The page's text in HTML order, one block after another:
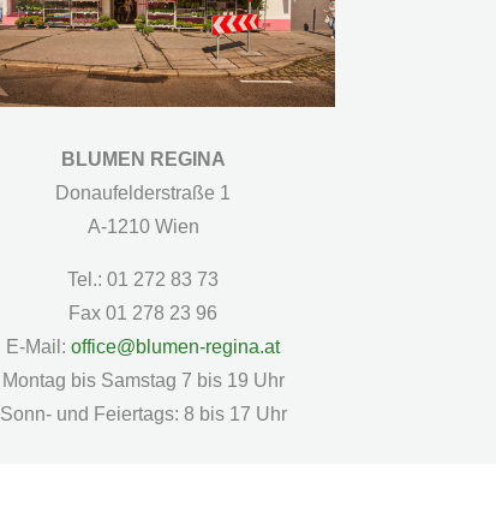
BLUMEN REGINA
Donaufelderstraße 1
A-1210 Wien
Tel.: 01 272 83 73
Fax 01 278 23 96
E-Mail:office@blumen-regina.at
Montag bis Samstag 7 bis 19 Uhr
Sonn- und Feiertags: 8 bis 17 Uhr